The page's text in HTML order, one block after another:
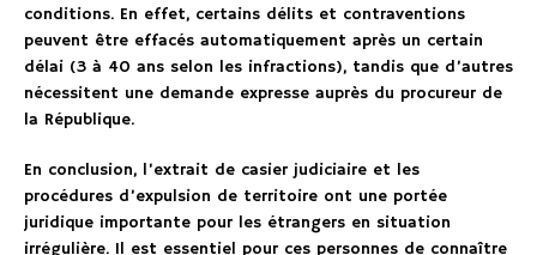
conditions. En effet, certains délits et contraventions
peuvent être effacés automatiquement après un certain
délai (3 à 40 ans selon les infractions), tandis que d’autres
nécessitent une demande expresse auprès du procureur de
la République.
En conclusion, l’extrait de casier judiciaire et les
procédures d’expulsion de territoire ont une portée
juridique importante pour les étrangers en situation
irrégulière. Il est essentiel pour ces personnes de connaître